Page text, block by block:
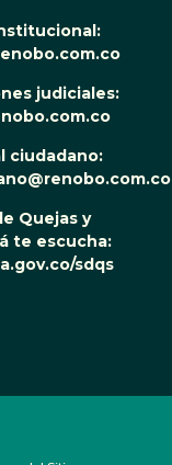
judiciales:
ciudadano:
Quejas y
te escucha:
sdqs